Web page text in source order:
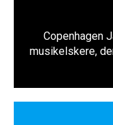
Copenhagen
musikelskere,